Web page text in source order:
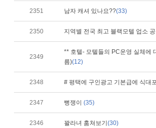
2351 남자 캐셔 있나요??(33)
2350 지역별 전국 최고 블랙모텔 업소
2349
** 호텔- 모텔들의 PC운영 실체에
름)(12)
2348 # 평택에 구인광고 기본급에 식대
2347 뻥쟁이 (35)
2346 꽐라녀 훔쳐보기 (30)